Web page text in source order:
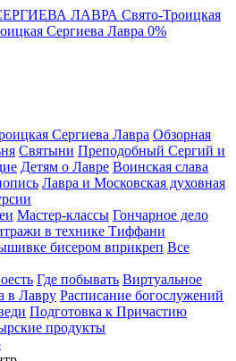
Свято-Троицкая
Сергиева Лавра 0%
Сергиева Лавра Обзорная
Святыни Преподобный Сергий и
Детям о Лавре Воинская слава
Лавра и Московская духовная
Мастер-классы Гончарное дело
в технике Тиффани
бисером вприкреп Все
Где побывать Виртуальное
в Лавру Расписание богослужений
Подготовка к Причастию
продукты